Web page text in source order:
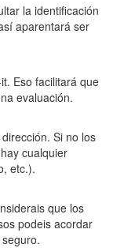
la identificación
aparentará ser
Eso facilitará que
evaluación.
Si no los
cualquier
etc.).
que los
podeis acordar